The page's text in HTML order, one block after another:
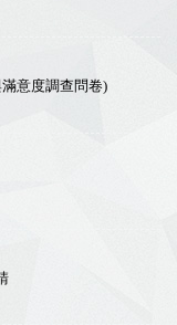
意度調查問卷)